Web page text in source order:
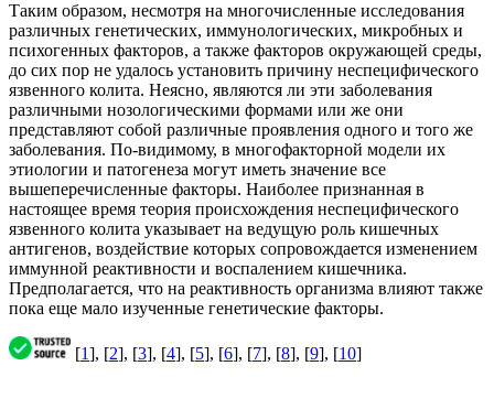
Таким образом, несмотря на многочисленные исследования
различных генетических, иммунологических, микробных и
психогенных факторов, а также факторов окружающей среды,
до сих пор не удалось установить причину неспецифического
язвенного колита. Неясно, являются ли эти заболевания
различными нозологическими формами или же они
представляют собой различные проявления одного и того же
заболевания. По-видимому, в многофакторной модели их
этиологии и патогенеза могут иметь значение все
вышеперечисленные факторы. Наиболее признанная в
настоящее время теория происхождения неспецифического
язвенного колита указывает на ведущую роль кишечных
антигенов, воздействие которых сопровождается изменением
иммунной реактивности и воспалением кишечника.
Предполагается, что на реактивность организма влияют также
пока еще мало изученные генетические факторы.
[1], [2], [3], [4], [5], [6], [7], [8], [9], [10]